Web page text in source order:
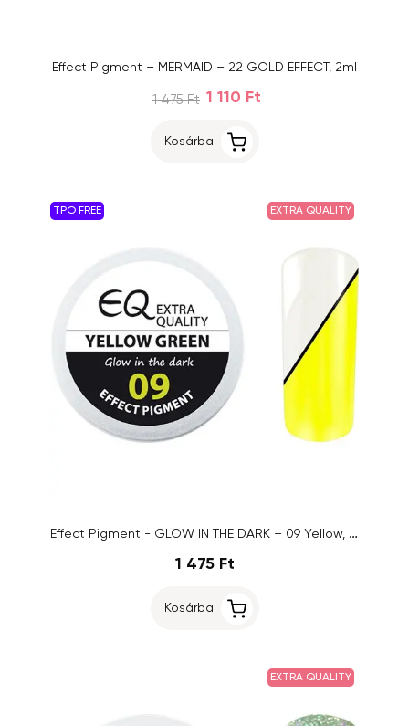
Effect Pigment – MERMAID – 22 GOLD EFFECT, 2ml
1 475 Ft 1 110 Ft
Kosárba
TPO FREE EXTRA QUALITY
Effect Pigment - GLOW IN THE DARK – 09 Yellow, 2ml
1 475 Ft
Kosárba
EXTRA QUALITY